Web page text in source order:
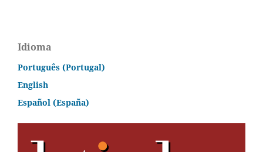
Idioma
Português (Portugal)
English
Español (España)